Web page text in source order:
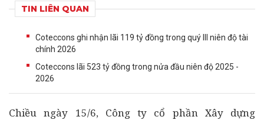
TIN LIÊN QUAN
Coteccons ghi nhận lãi 119 tỷ đồng trong quý III niên độ tài
chính 2026
Coteccons lãi 523 tỷ đồng trong nửa đầu niên độ 2025 -
2026
Chiều ngày 15/6, Công ty cổ phần Xây dựng